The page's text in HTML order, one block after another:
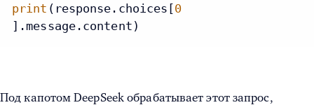
print (response.choices[0
Под капотом DeepSeek обрабатывает этот запрос,